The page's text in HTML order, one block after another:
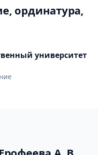
ординатура,
университет